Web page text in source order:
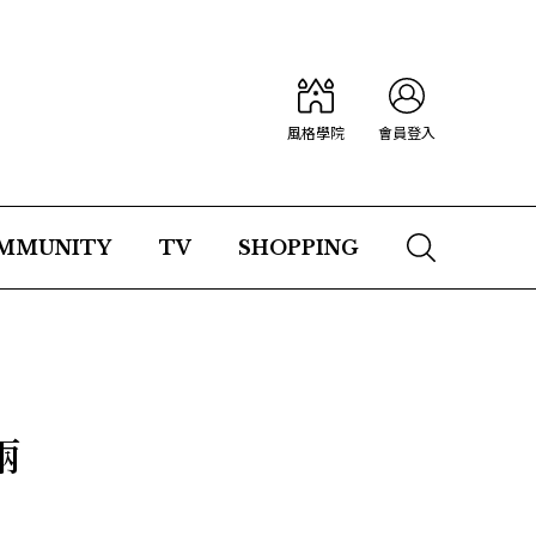
風格學院 會員登入
TV SHOPPING